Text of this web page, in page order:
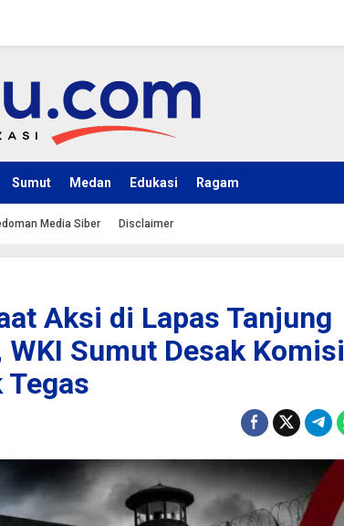
Sumut Medan Edukasi Ragam
Media Siber Disclaimer
Aksi di Lapas Tanjung
Sumut Desak Komisi
Tegas